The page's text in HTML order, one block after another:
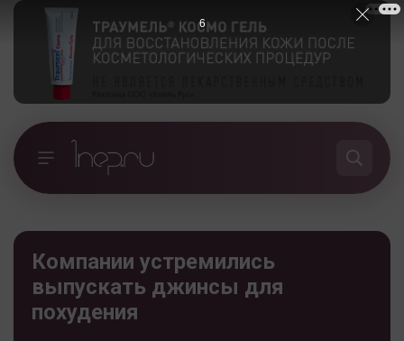
Компании устремились
выпускать джинсы для
похудения
5